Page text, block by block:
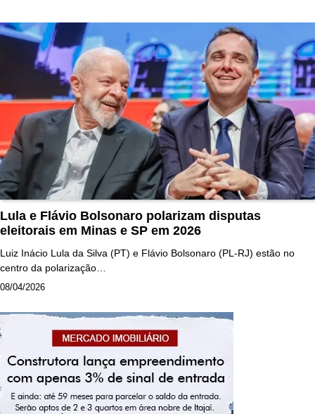
Lula e Flávio Bolsonaro polarizam disputas
eleitorais em Minas e SP em 2026
Luiz Inácio Lula da Silva (PT) e Flávio Bolsonaro (PL-RJ) estão no
centro da polarização…
08/04/2026